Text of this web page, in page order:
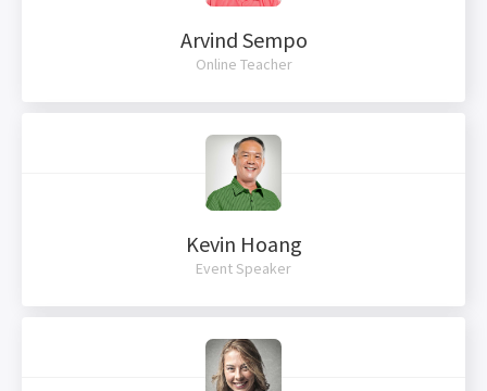
Arvind Sempo
Online Teacher
Kevin Hoang
Event Speaker